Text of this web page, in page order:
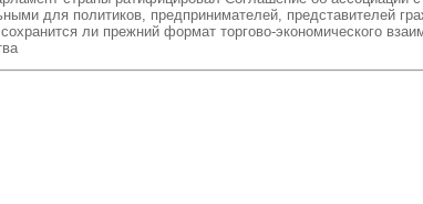
для политиков, предпринимателей, представителей
ли прежний формат торгово-экономического